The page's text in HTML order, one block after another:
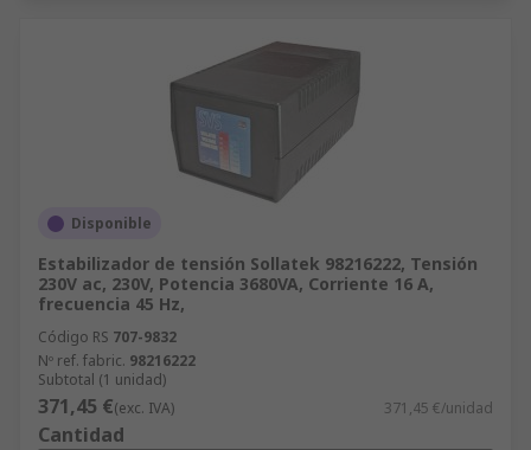
Disponible
Estabilizador de tensión Sollatek 98216222, Tensión
230V ac, 230V, Potencia 3680VA, Corriente 16 A,
frecuencia 45 Hz,
Código RS 707-9832
Nº ref. fabric. 98216222
Subtotal (1 unidad)
371,45 €(exc. IVA) 371,45 €/unidad
Cantidad